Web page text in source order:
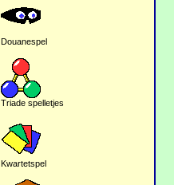
Douanespel
Triade spelletjes
Kwartetspel